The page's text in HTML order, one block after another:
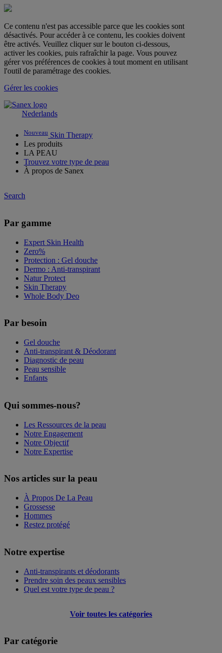
Ce contenu n'est pas accessible parce que les cookies sont
désactivés. Pour accéder à ce contenu, les cookies doivent
être activés. Veuillez cliquer sur le bouton ci-dessous,
activer les cookies, puis rafraîchir la page. Vous pouvez
gérer vos préférences de cookies à tout moment en utilisant
l'outil de paramétrage des cookies.
Gérer les cookies
Nederlands
Nouveau Skin Therapy
Les produits
LA PEAU
Trouvez votre type de peau
À propos de Sanex
Search
Par gamme
Expert Skin Health
Zero%
Protection : Gel douche
Dermo : Anti-transpirant
Natur Protect
Skin Therapy
Whole Body Deo
Par besoin
Gel douche
Anti-transpirant & Déodorant
Diagnostic de peau
Peau sensible
Enfants
Qui sommes-nous?
Les Ressources de la peau
Notre Engagement
Notre Objectif
Notre Expertise
Nos articles sur la peau
À Propos De La Peau
Grossesse
Hommes
Restez protégé
Notre expertise
Anti-transpirants et déodorants
Prendre soin des peaux sensibles
Quel est votre type de peau ?
Voir toutes les catégories
Par catégorie